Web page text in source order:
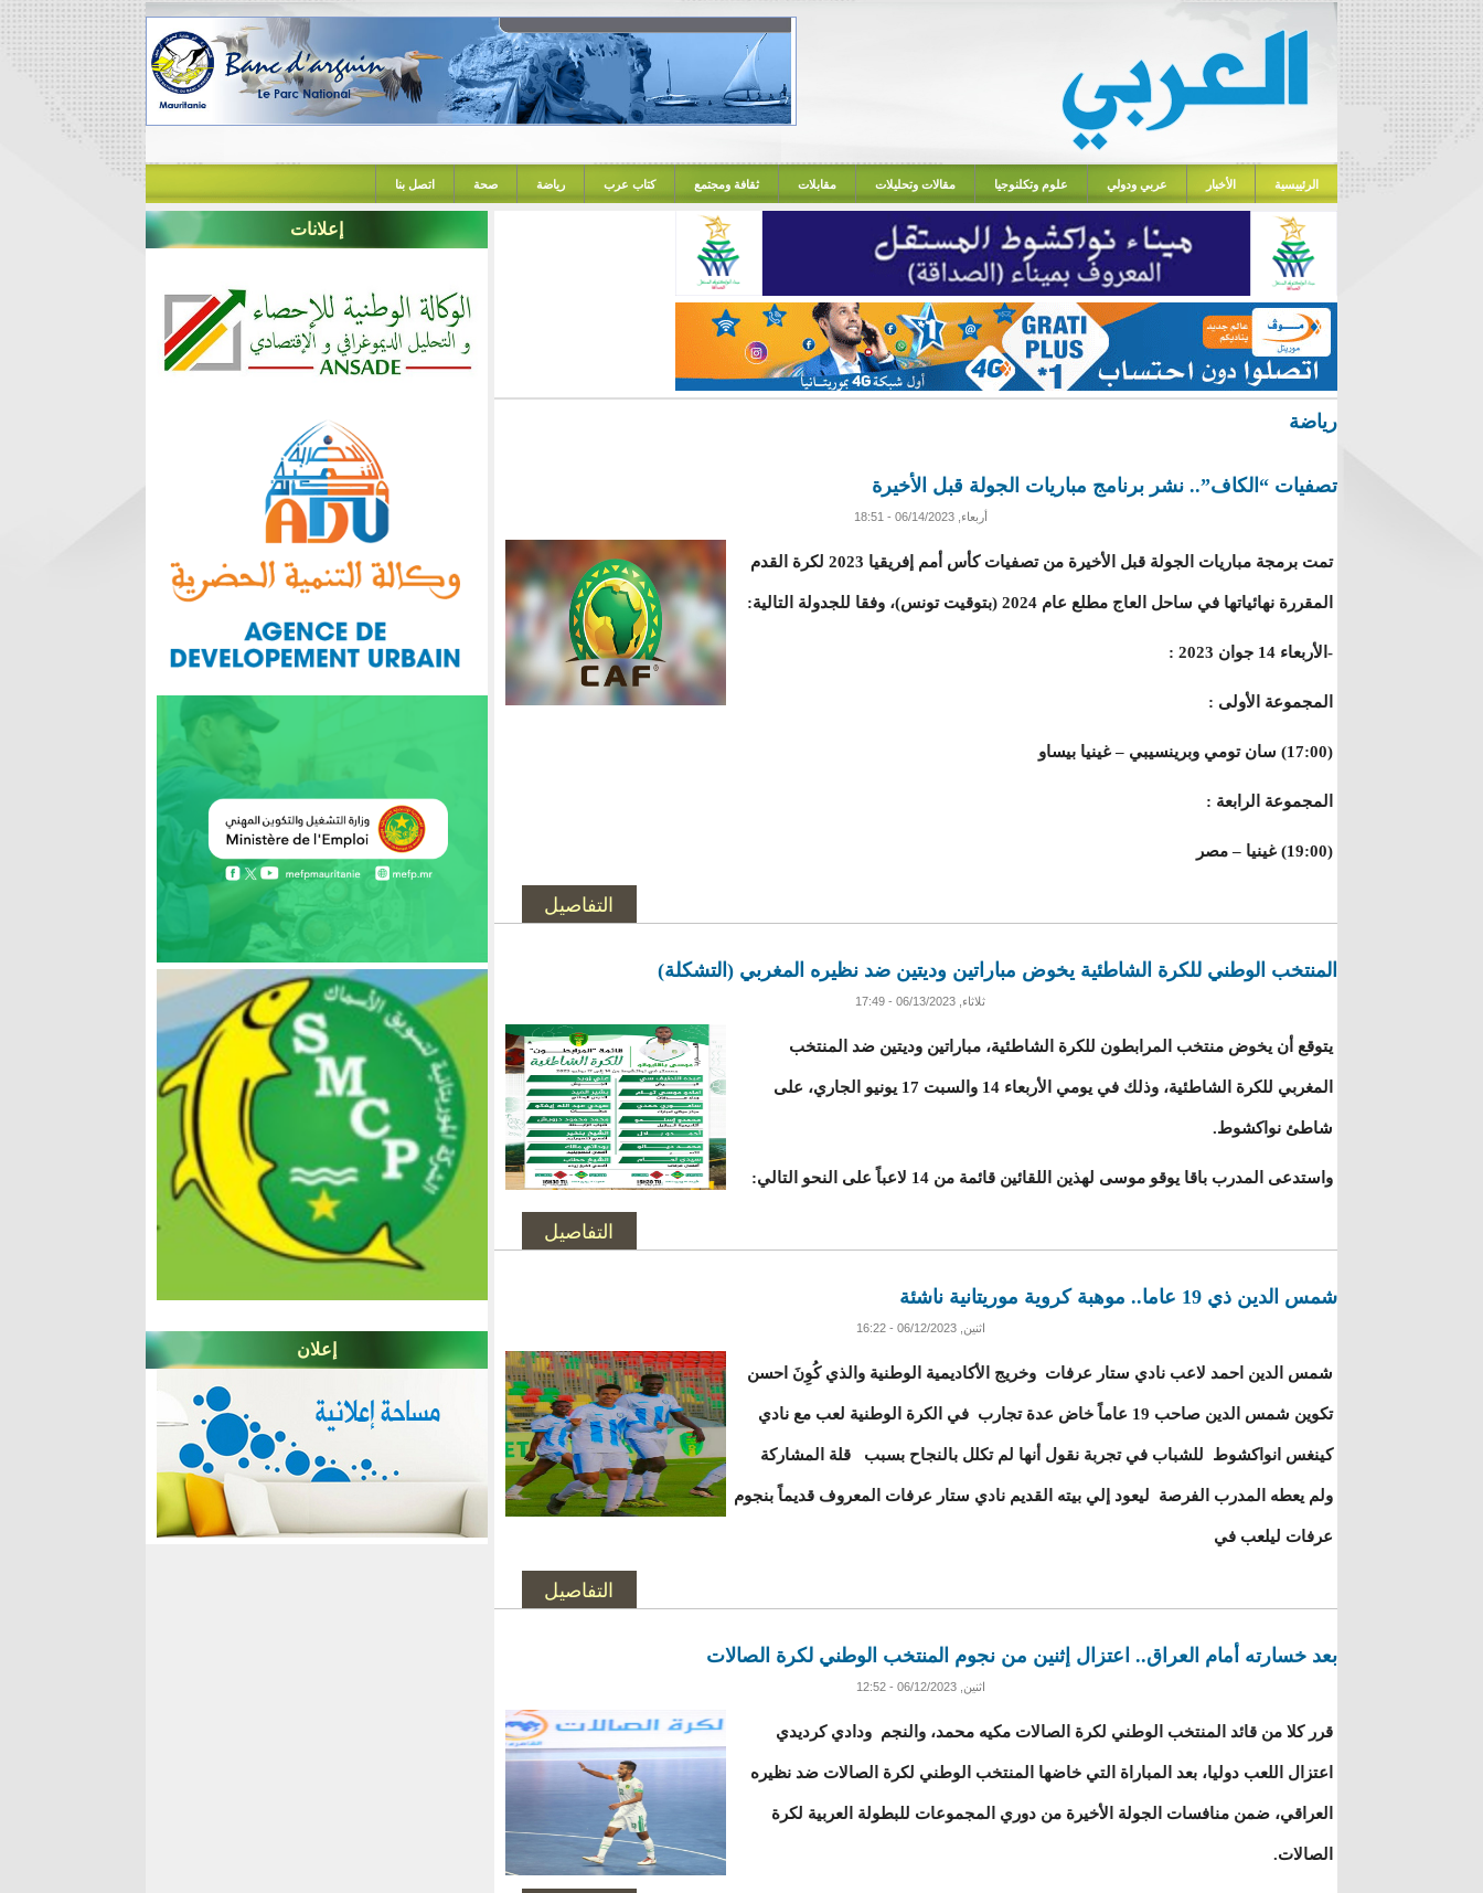
الرئييسية الأخبار عربي ودولي علوم وتكلنوجيا مقالات وتحليلات مقابلات ثقافة ومجتمع كتاب عرب رياضة صحة اتصل بنا
رياضة
تصفيات “الكاف”.. نشر برنامج مباريات الجولة قبل الأخيرة
أربعاء, 06/14/2023 - 18:51
تمت برمجة مباريات الجولة قبل الأخيرة من تصفيات كأس أمم إفريقيا 2023 لكرة القدم
المقررة نهائياتها في ساحل العاج مطلع عام 2024 (بتوقيت تونس)، وفقا للجدولة التالية:
-الأربعاء 14 جوان 2023 :
المجموعة الأولى :
(17:00) سان تومي وبرينسيبي – غينيا بيساو
المجموعة الرابعة :
(19:00) غينيا – مصر
التفاصيل
المنتخب الوطني للكرة الشاطئية يخوض مباراتين وديتين ضد نظيره المغربي (التشكلة)
ثلاثاء, 06/13/2023 - 17:49
يتوقع أن يخوض منتخب المرابطون للكرة الشاطئية، مباراتين وديتين ضد المنتخب
المغربي للكرة الشاطئية، وذلك في يومي الأربعاء 14 والسبت 17 يونيو الجاري، على
شاطئ نواكشوط.
واستدعى المدرب باقا يوقو موسى لهذين اللقائين قائمة من 14 لاعباً على النحو التالي:
التفاصيل
شمس الدين ذي 19 عاما.. موهبة كروية موريتانية ناشئة
اثنين, 06/12/2023 - 16:22
شمس الدين احمد لاعب نادي ستار عرفات وخريج الأكاديمية الوطنية والذي كُوِنَ احسن
تكوين شمس الدين صاحب 19 عاماً خاض عدة تجارب في الكرة الوطنية لعب مع نادي
كينغس انواكشوط للشباب في تجربة نقول أنها لم تكلل بالنجاح بسبب قلة المشاركة
ولم يعطه المدرب الفرصة ليعود إلي بيته القديم نادي ستار عرفات المعروف قديماً بنجوم
عرفات ليلعب في
التفاصيل
بعد خسارته أمام العراق.. اعتزال إثنين من نجوم المنتخب الوطني لكرة الصالات
اثنين, 06/12/2023 - 12:52
قرر كلا من قائد المنتخب الوطني لكرة الصالات مكيه محمد، والنجم ودادي كرديدي
اعتزال اللعب دوليا، بعد المباراة التي خاضها المنتخب الوطني لكرة الصالات ضد نظيره
العراقي، ضمن منافسات الجولة الأخيرة من دوري المجموعات للبطولة العربية لكرة
الصالات.
إعلانات
إعلان